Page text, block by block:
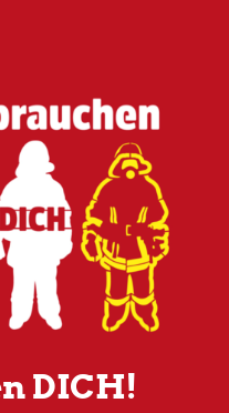
DICH!